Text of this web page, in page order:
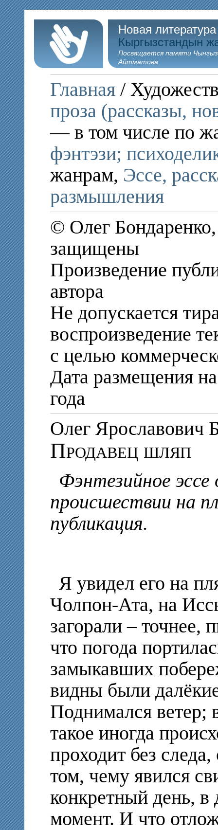
Новая
Кыргызстандын
Посвящается памяти
Айтматова
Главная /
проза (рассказы,
— в том числе по
фэнтэзи;
жанрам, Эссе,
размышления
© Олег
защищены
Произведение
автора
Не допускается
воспроизведение
с целью
Дата размещения
года
Олег
Продавец шляп
Фэнтезийное
происшествии на
публикация.
Я увидел его на
Чолпон-Ата, на
загорали – точнее,
что погода
замыкавших
видны были
Поднимался ветер;
такое иногда
проходит без
том, чему явился
конкретный день,
момент. И что